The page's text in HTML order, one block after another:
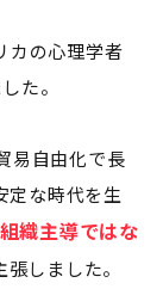
カの心理学者
た。
易自由化で長
定な時代を生
織主導ではな
張しました。